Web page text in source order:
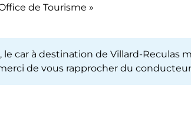
de Tourisme »
le car à destination de Villard-Reculas
de vous rapprocher du